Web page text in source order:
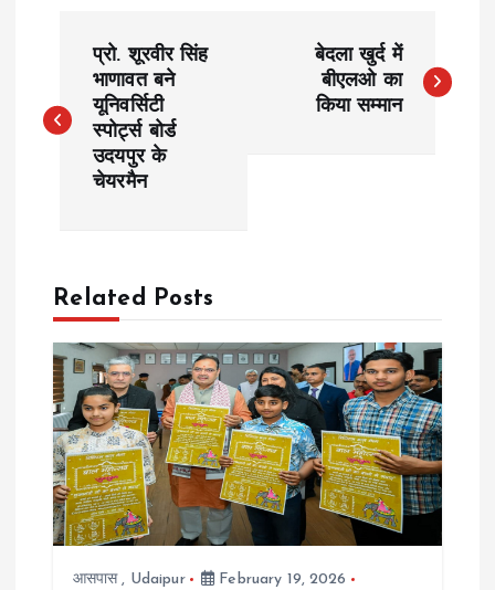
s
a
v
g
a
प्रो. शूरवीर सिंह
भाणावत बने
यूनिवर्सिटी
स्पोर्ट्स बोर्ड
उदयपुर के
चेयरमैन
बेदला खुर्द में
बीएलओ का
किया सम्मान
Related Posts
आसपास, Udaipur
February 19, 2026